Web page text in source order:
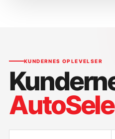
KUNDERNES OPLEVELSER